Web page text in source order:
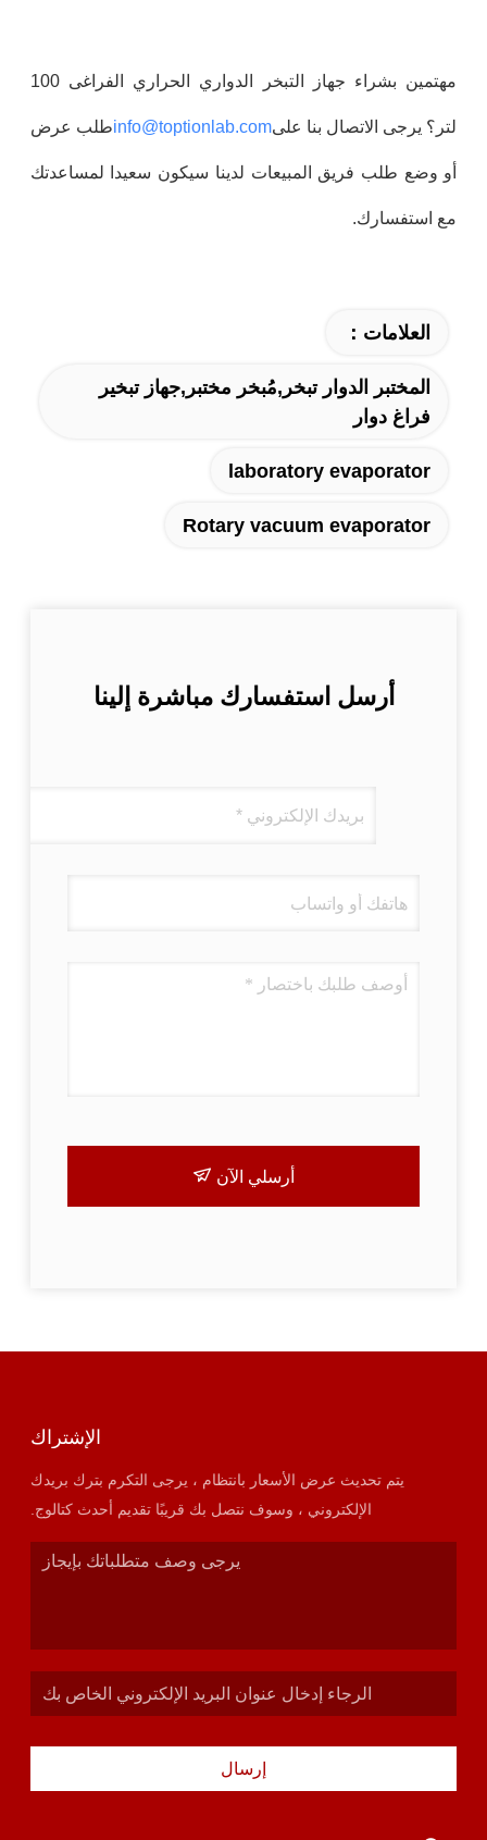
مهتمين بشراء جهاز التبخر الدواري الحراري الفراغى 100
لتر؟ يرجى الاتصال بنا علىinfo@toptionlab.comطلب عرض
أو وضع طلب فريق المبيعات لدينا سيكون سعيدا لمساعدتك
مع استفسارك.
العلامات：
المختبر الدوار تبخر,مُبخر مختبر,جهاز تبخير
فراغ دوار
laboratory evaporator
Rotary vacuum evaporator
أرسل استفسارك مباشرة إلينا
أرسلي الآن
الإشتراك
يتم تحديث عرض الأسعار بانتظام ، يرجى التكرم بترك بريدك
الإلكتروني ، وسوف نتصل بك قريبًا تقديم أحدث كتالوج.
إرسال